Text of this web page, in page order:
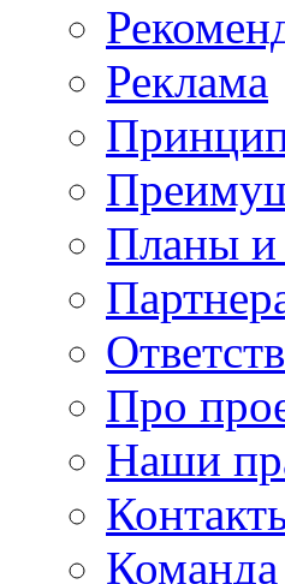
Реклама
Планы и
Про
Наши
Команда